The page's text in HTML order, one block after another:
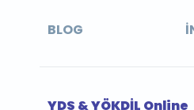
BLOG
YDS & YÖKDİL Online